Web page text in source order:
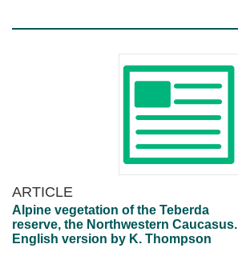
ARTICLE
Alpine vegetation of the Teberda
reserve, the Northwestern Caucasus.
English version by K. Thompson